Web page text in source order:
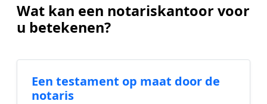
Wat kan een notariskantoor voor
u betekenen?
Een testament op maat door de
notaris